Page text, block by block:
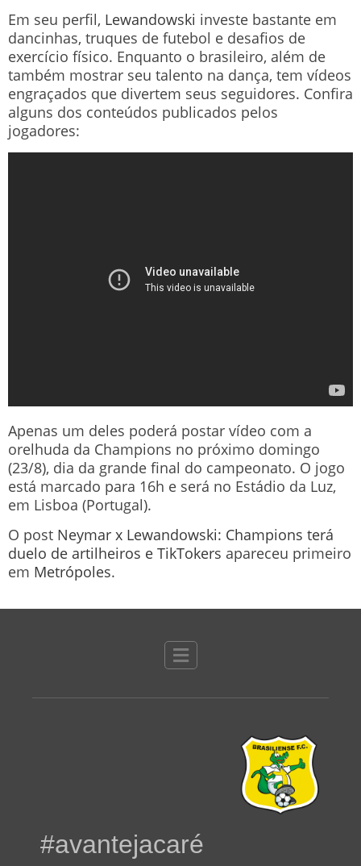
Em seu perfil, Lewandowski investe bastante em
dancinhas, truques de futebol e desafios de
exercício físico. Enquanto o brasileiro, além de
também mostrar seu talento na dança, tem vídeos
engraçados que divertem seus seguidores. Confira
alguns dos conteúdos publicados pelos
jogadores:
Apenas um deles poderá postar vídeo com a
orelhuda da Champions no próximo domingo
(23/8), dia da grande final do campeonato. O jogo
está marcado para 16h e será no Estádio da Luz,
em Lisboa (Portugal).
O post Neymar x Lewandowski: Champions terá
duelo de artilheiros e TikTokers apareceu primeiro
em Metrópoles.
#avantejacaré